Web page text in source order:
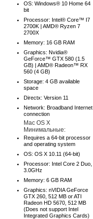
OS: Windows® 10 Home 64
bit
Processor: Intel® Core™ I7
2700K | AMD® Ryzen 7
2700X
Memory: 16 GB RAM
Graphics: Nvidia®
GeForce™ GTX 580 (1.5
GB) | AMD® Radeon™ RX
560 (4 GB)
Storage: 4 GB available
space
Directx: Version 11
Network: Broadband Internet
connection
Mac OS X
Минимальные:
Requires a 64-bit processor
and operating system
OS: OS X 10.11 (64-bit)
Processor: Intel Core 2 Duo,
3.0GHz
Memory: 6 GB RAM
Graphics: nVIDIA GeForce
GTX 260, 512 MB or ATI
Radeon HD 5670, 512 MB
(Does not support Intel
Integrated Graphics Cards)